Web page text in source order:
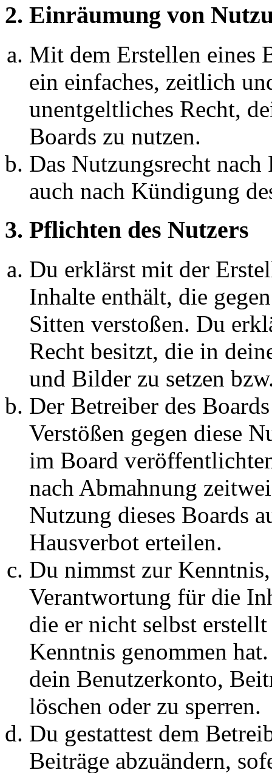
2. Einräumung von
Mit dem Erstellen eines
ein einfaches, zeitlich
unentgeltliches Recht,
Boards zu nutzen.
Das Nutzungsrecht
auch nach Kündigung
3. Pflichten des Nutzers
Du erklärst mit der
Inhalte enthält, die
Sitten verstoßen. Du
Recht besitzt, die in
und Bilder zu setzen
Der Betreiber des
Verstößen gegen diese
im Board
nach Abmahnung
Nutzung dieses Boards
Hausverbot erteilen.
Du nimmst zur
Verantwortung für die
die er nicht selbst
Kenntnis genommen
dein Benutzerkonto,
löschen oder zu sperren.
Du gestattest dem
Beiträge abzuändern,